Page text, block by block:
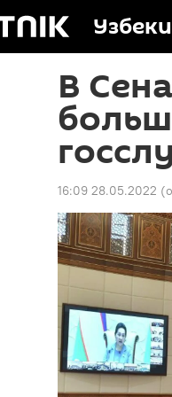
В
16:09 28.05.2022